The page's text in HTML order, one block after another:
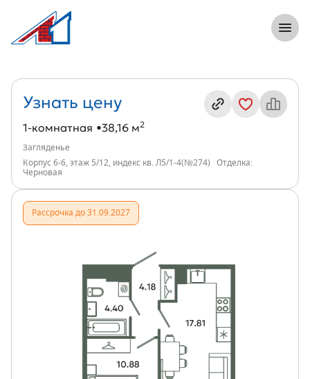
1-комнатная, 38 м², ЖК Загляденье,
Информация о квартире
Узнать цену
1-комнатная 38,16 м2
Загляденье
Корпус 6-6, этаж 5/12, индекс кв. Л5/1-4(№274)
Отделка:
Черновая
Рассрочка до 31.09.2027